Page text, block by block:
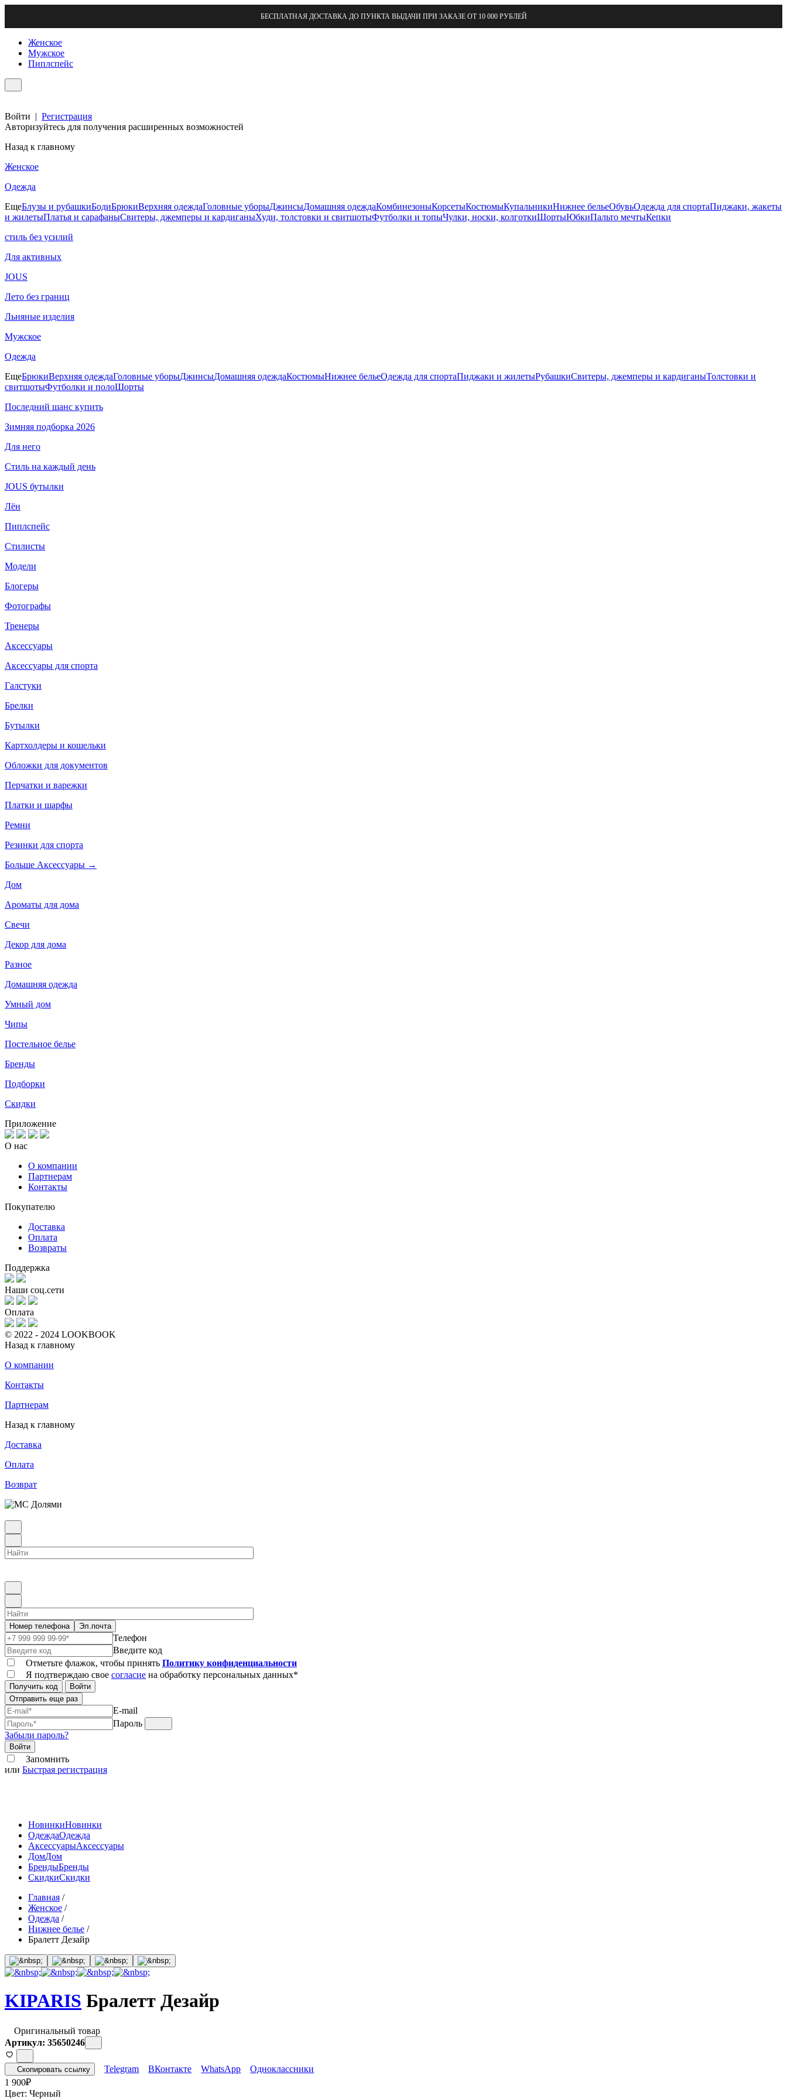
БЕСПЛАТНАЯ ДОСТАВКА ДО ПУНКТА ВЫДАЧИ ПРИ ЗАКАЗЕ ОТ 10 000 РУБЛЕЙ
Женское
Мужское
Пиплспейс
Войти | Регистрация
Авторизуйтесь для получения расширенных возможностей
Назад к главному
Женское
Одежда
ЕщеБлузы и рубашкиБодиБрюкиВерхняя одеждаГоловные уборыДжинсыДомашняя одеждаКомбинезоныКорсетыКостюмыКупальникиНижнее бельеОбувьОдежда для спортаПиджаки, жакеты
и жилетыПлатья и сарафаныСвитеры, джемперы и кардиганыХуди, толстовки и свитшотыФутболки и топыЧулки, носки, колготкиШортыЮбкиПальто мечтыКепки
стиль без усилий
Для активных
JOUS
Лето без границ
Льняные изделия
Мужское
Одежда
ЕщеБрюкиВерхняя одеждаГоловные уборыДжинсыДомашняя одеждаКостюмыНижнее бельеОдежда для спортаПиджаки и жилетыРубашкиСвитеры, джемперы и кардиганыТолстовки и
свитшотыФутболки и полоШорты
Последний шанс купить
Зимняя подборка 2026
Для него
Стиль на каждый день
JOUS бутылки
Лён
Пиплспейс
Стилисты
Модели
Блогеры
Фотографы
Тренеры
Аксессуары
Аксессуары для спорта
Галстуки
Брелки
Бутылки
Картхолдеры и кошельки
Обложки для документов
Перчатки и варежки
Платки и шарфы
Ремни
Резинки для спорта
Больше Аксессуары →
Дом
Ароматы для дома
Свечи
Декор для дома
Разное
Домашняя одежда
Умный дом
Чипы
Постельное белье
Бренды
Подборки
Скидки
Приложение
О нас
О компании
Партнерам
Контакты
Покупателю
Доставка
Оплата
Возвраты
Поддержка
Наши соц.сети
Оплата
© 2022 - 2024 LOOKBOOK
Назад к главному
О компании
Контакты
Партнерам
Назад к главному
Доставка
Оплата
Возврат
Номер телефона Эл.почта
Телефон
Введите код
Отметьте флажок, чтобы принять Политику конфиденциальности
Я подтверждаю свое согласие на обработку персональных данных*
Получить код
Войти
Отправить еще раз
E-mail
Пароль
Забыли пароль?
Войти
Запомнить
или Быстрая регистрация
НовинкиНовинки
ОдеждаОдежда
АксессуарыАксессуары
ДомДом
БрендыБренды
СкидкиСкидки
Главная /
Женское /
Одежда /
Нижнее белье /
Бралетт Дезайр
KIPARIS Бралетт Дезайр
Оригинальный товар
Артикул: 35650246
Скопировать ссылку Telegram ВКонтакте WhatsApp
Одноклассники
1 900₽
Цвет: Черный